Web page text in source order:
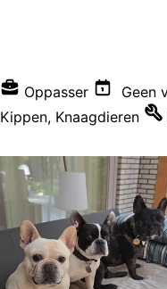
Oppasser Geen
Kippen, Knaagdieren